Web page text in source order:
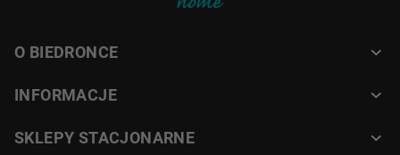
O BIEDRONCE
INFORMACJE
SKLEPY STACJONARNE